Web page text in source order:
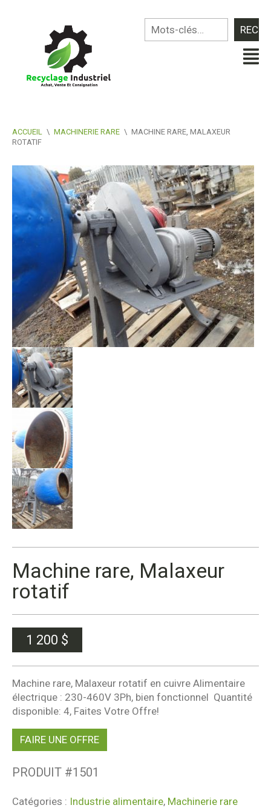
ACCUEIL \ MACHINERIE RARE \ MACHINE RARE, MALAXEUR
ROTATIF
Machine rare, Malaxeur
rotatif
1 200 $
Machine rare, Malaxeur rotatif en cuivre Alimentaire
électrique : 230-460V 3Ph, bien fonctionnel Quantité
disponible: 4, Faites Votre Offre!
FAIRE UNE OFFRE
PRODUIT #1501
Catégories : Industrie alimentaire, Machinerie rare